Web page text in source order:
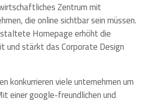
Zentrum mit
die online sichtbar sein müssen.
Homepage erhöht die
und stärkt das Corporate Design
konkurrieren viele unternehmen um
einer google-freundlichen und